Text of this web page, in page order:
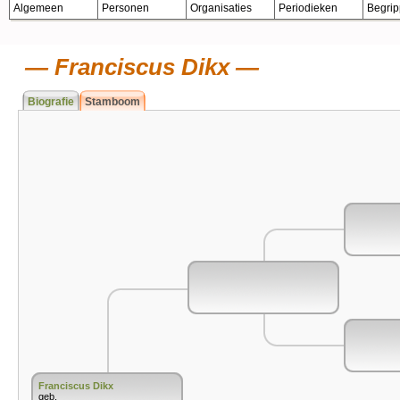
Algemeen Personen Organisaties Periodieken
Franciscus Dikx
Biografie Stamboom
Franciscus Dikx
geb.